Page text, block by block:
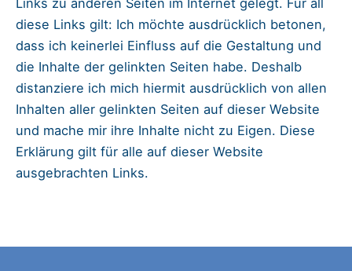
diese Links gilt: Ich möchte ausdrücklich betonen,
dass ich keinerlei Einfluss auf die Gestaltung und
die Inhalte der gelinkten Seiten habe. Deshalb
distanziere ich mich hiermit ausdrücklich von allen
Inhalten aller gelinkten Seiten auf dieser Website
und mache mir ihre Inhalte nicht zu Eigen. Diese
Erklärung gilt für alle auf dieser Website
ausgebrachten Links.